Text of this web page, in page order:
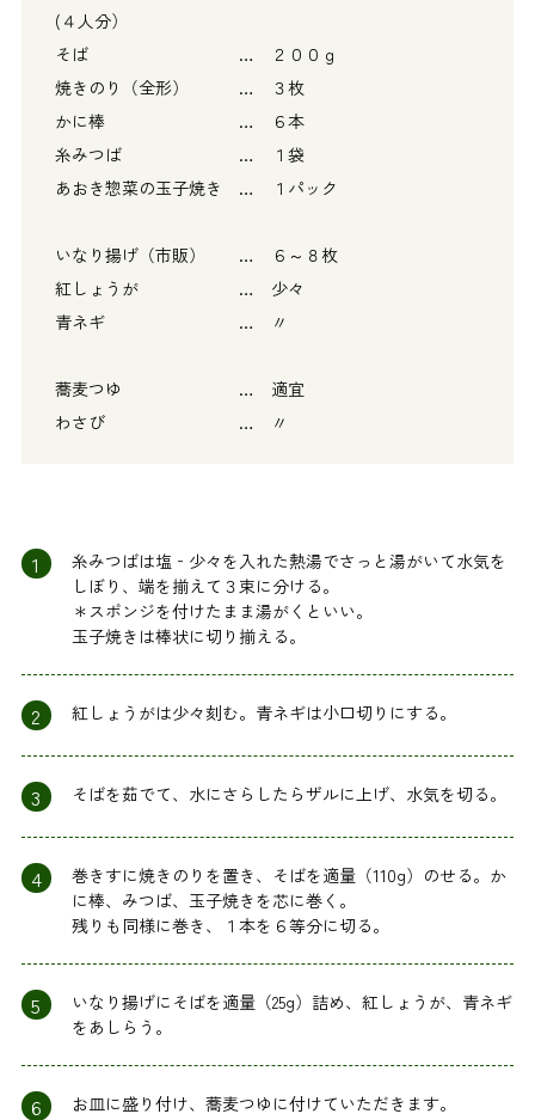
(４人分）
そば … ２００ｇ
焼きのり（全形） … ３枚
かに棒 … ６本
糸みつば … １袋
あおき惣菜の玉子焼き … １パック
いなり揚げ（市販） … ６～８枚
紅しょうが … 少々
青ネギ … 〃
蕎麦つゆ … 適宜
わさび … 〃
1
糸みつばは塩‐少々を入れた熱湯でさっと湯がいて水気を
しぼり、端を揃えて３束に分ける。
＊スポンジを付けたまま湯がくといい。
玉子焼きは棒状に切り揃える。
2 紅しょうがは少々刻む。青ネギは小口切りにする。
3 そばを茹でて、水にさらしたらザルに上げ、水気を切る。
4
巻きすに焼きのりを置き、そばを適量（110g）のせる。か
に棒、みつば、玉子焼きを芯に巻く。
残りも同様に巻き、１本を６等分に切る。
5
いなり揚げにそばを適量（25g）詰め、紅しょうが、青ネギ
をあしらう。
6 お皿に盛り付け、蕎麦つゆに付けていただきます。